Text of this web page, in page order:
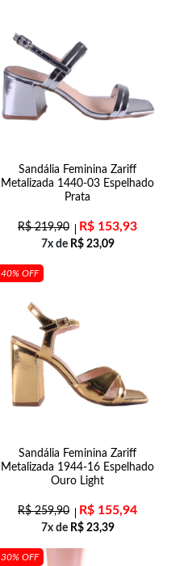
Sandália Feminina Zariff
Metalizada 1440-03 Espelhado
Prata
R$219,90 R$ 153,93
7x de R$23,09
40% OFF
Sandália Feminina Zariff
Metalizada 1944-16 Espelhado
Ouro Light
R$259,90 R$ 155,94
7x de R$23,39
30% OFF